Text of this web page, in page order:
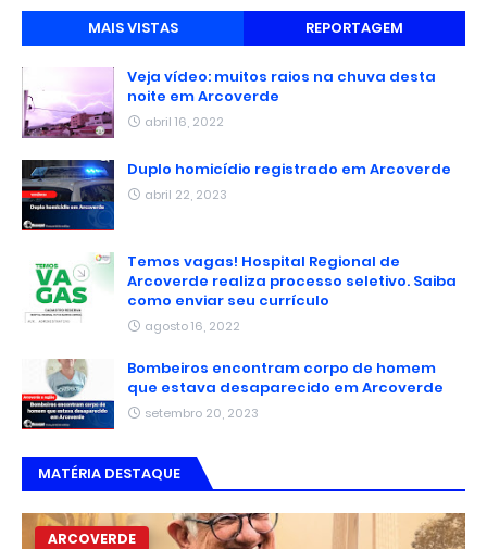
MAIS VISTAS REPORTAGEM
Veja vídeo: muitos raios na chuva desta
noite em Arcoverde
abril 16, 2022
Duplo homicídio registrado em Arcoverde
abril 22, 2023
Temos vagas! Hospital Regional de
Arcoverde realiza processo seletivo. Saiba
como enviar seu currículo
agosto 16, 2022
Bombeiros encontram corpo de homem
que estava desaparecido em Arcoverde
setembro 20, 2023
MATÉRIA DESTAQUE
ARCOVERDE